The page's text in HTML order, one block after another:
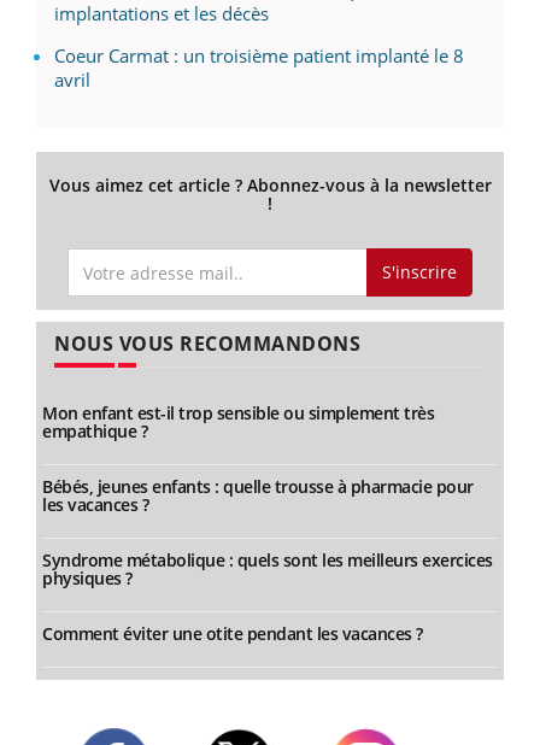
implantations et les décès
Coeur Carmat : un troisième patient implanté le 8
avril
Vous aimez cet article ? Abonnez-vous à la newsletter
!
S'inscrire
NOUS VOUS RECOMMANDONS
Mon enfant est-il trop sensible ou simplement très
empathique ?
Bébés, jeunes enfants : quelle trousse à pharmacie pour
les vacances ?
Syndrome métabolique : quels sont les meilleurs exercices
physiques ?
Comment éviter une otite pendant les vacances ?